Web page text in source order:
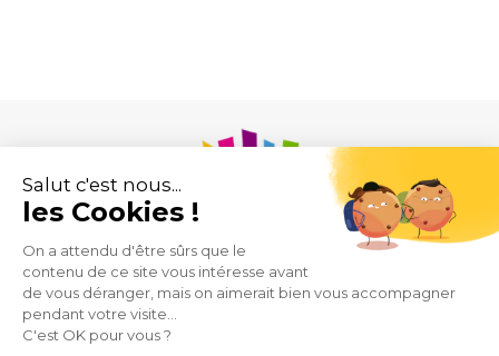
Union des Syndicats de Pharmaciens d’Officine
43 rue de Provence